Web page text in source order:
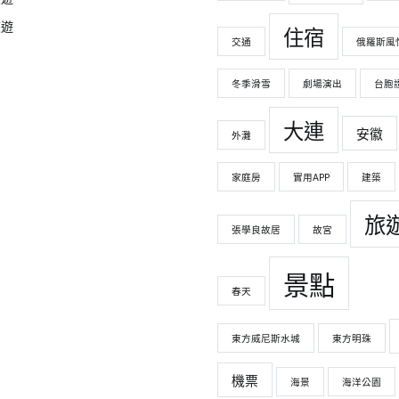
交通 住宿 俄羅斯風
冬季滑雪 劇場演出 台胞
外灘 大連 安徽
家庭房 實用APP 建築
張學良故居 故宮 旅
春天 景點
東方威尼斯水城 東方明珠
機票 海景 海洋公園